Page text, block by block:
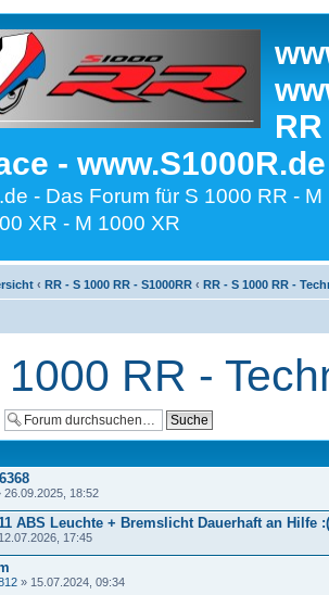
-
- Das Forum für S 1000 RR -
XR - M 1000 XR
‹ RR - S 1000 RR - S1000RR ‹ RR - S 1000 RR -
RR -
26.09.2025, 18:52
ABS Leuchte + Bremslicht Dauerhaft an Hilfe :(
17:45
» 15.07.2024, 09:34